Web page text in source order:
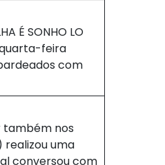
É SONHO LO
quarta-feira
com
também nos
realizou uma
conversou com